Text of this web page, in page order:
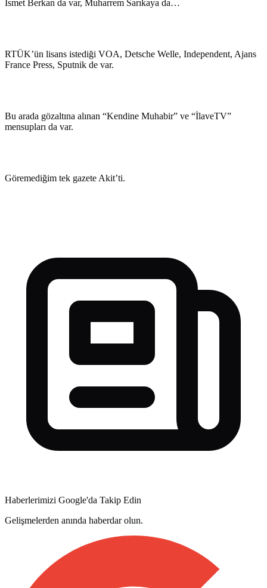
İsmet Berkan da var, Muharrem Sarıkaya da…
RTÜK’ün lisans istediği VOA, Detsche Welle, Independent, Ajans
France Press, Sputnik de var.
Bu arada gözaltına alınan “Kendine Muhabir” ve “İlaveTV”
mensupları da var.
Göremediğim tek gazete Akit’ti.
Haberlerimizi Google'da Takip Edin
Gelişmelerden anında haberdar olun.